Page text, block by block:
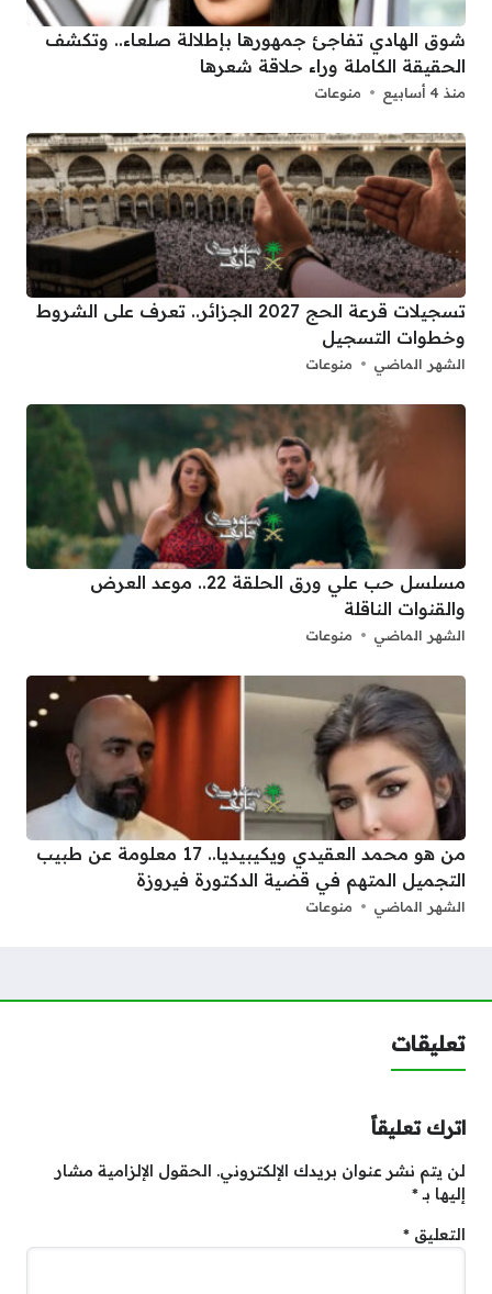
شوق الهادي تفاجئ جمهورها بإطلالة صلعاء.. وتكشف
الحقيقة الكاملة وراء حلاقة شعرها
منذ 4 أسابيع منوعات
تسجيلات قرعة الحج 2027 الجزائر.. تعرف على الشروط
وخطوات التسجيل
الشهر الماضي منوعات
مسلسل حب علي ورق الحلقة 22.. موعد العرض
والقنوات الناقلة
الشهر الماضي منوعات
من هو محمد العقيدي ويكيبيديا.. 17 معلومة عن طبيب
التجميل المتهم في قضية الدكتورة فيروزة
الشهر الماضي منوعات
تعليقات
اترك تعليقاً
لن يتم نشر عنوان بريدك الإلكتروني. الحقول الإلزامية مشار
إليها بـ*
التعليق *